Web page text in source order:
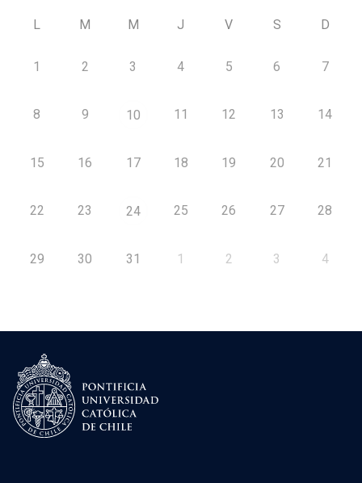
L M M J V S D
1 2 3 4 5 6 7
8 9 10 11 12 13 14
15 16 17 18 19 20 21
22 23 24 25 26 27 28
29 30 31 1 2 3 4